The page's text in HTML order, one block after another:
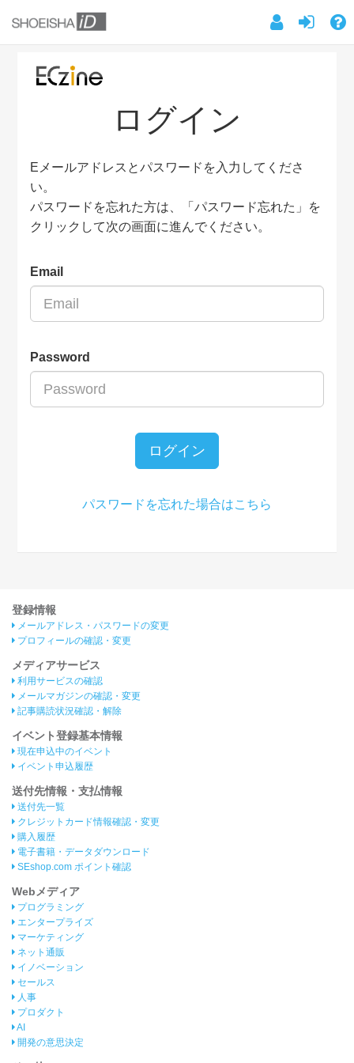
ログイン
Eメールアドレスとパスワードを入力してくださ
い。
パスワードを忘れた方は、「パスワード忘れた」を
クリックして次の画面に進んでください。
Email
Password
ログイン
パスワードを忘れた場合はこちら
登録情報
メールアドレス・パスワードの変更
プロフィールの確認・変更
メディアサービス
利用サービスの確認
メールマガジンの確認・変更
記事購読状況確認・解除
イベント登録基本情報
現在申込中のイベント
イベント申込履歴
送付先情報・支払情報
送付先一覧
クレジットカード情報確認・変更
購入履歴
電子書籍・データダウンロード
SEshop.com ポイント確認
Webメディア
プログラミング
エンタープライズ
マーケティング
ネット通販
イノベーション
セールス
人事
プロダクト
AI
開発の意思決定